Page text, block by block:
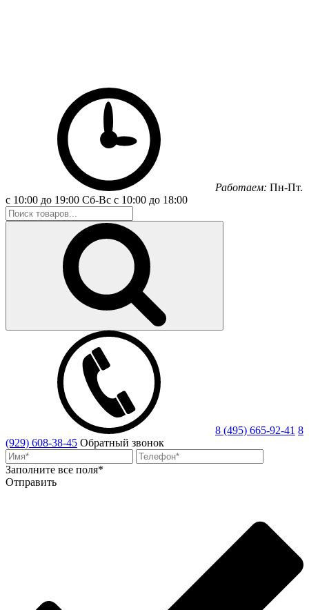
Работаем: Пн-Пт.
с 10:00 до 19:00 Сб-Вс с 10:00 до 18:00
8 (495) 665-92-41 8
(929) 608-38-45 Обратный звонок
Заполните все поля*
Отправить